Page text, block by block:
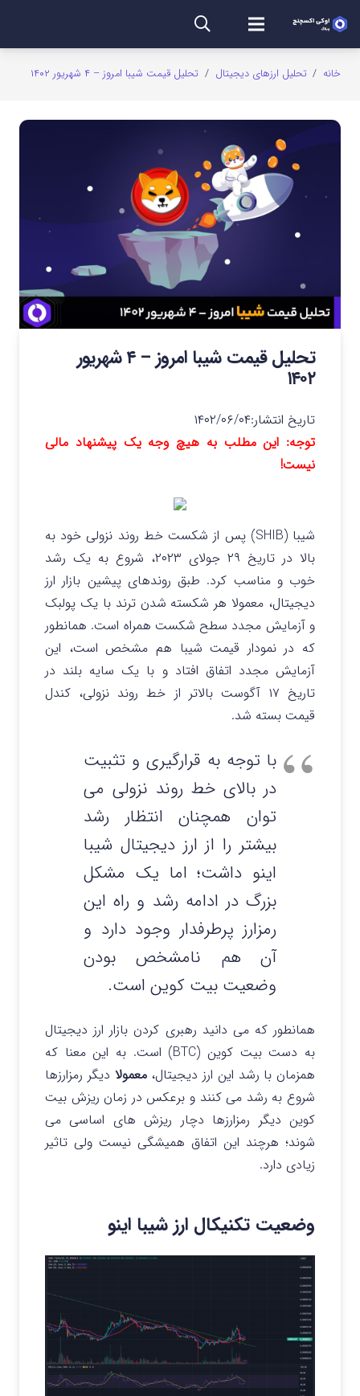
خانه / تحلیل ارزهای دیجیتال / تحلیل قیمت شیبا امروز – ۴ شهریور ۱۴۰۲
تحلیل قیمت شیبا امروز – ۴ شهریور
۱۴۰۲
تاریخ انتشار:۱۴۰۲/۰۶/۰۴
توجه: این مطلب به هیچ وجه یک پیشنهاد مالی
نیست!
شیبا (SHIB) پس از شکست خط روند نزولی خود به
بالا در تاریخ ۲۹ جولای ۲۰۲۳، شروع به یک رشد
خوب و مناسب کرد. طبق روندهای پیشین بازار ارز
دیجیتال، معمولا هر شکسته شدن ترند با یک پولبک
و آزمایش مجدد سطح شکست همراه است. همانطور
که در نمودار قیمت شیبا هم مشخص است، این
آزمایش مجدد اتفاق افتاد و با یک سایه بلند در
تاریخ ۱۷ آگوست بالاتر از خط روند نزولی، کندل
قیمت بسته شد.
با توجه به قرارگیری و تثبیت
در بالای خط روند نزولی می
توان همچنان انتظار رشد
بیشتر را از ارز دیجیتال شیبا
اینو داشت؛ اما یک مشکل
بزرگ در ادامه رشد و راه این
رمزارز پرطرفدار وجود دارد و
آن هم نامشخص بودن
وضعیت بیت کوین است.
همانطور که می دانید رهبری کردن بازار ارز دیجیتال
به دست بیت کوین (BTC) است. به این معنا که
همزمان با رشد این ارز دیجیتال،معمولا دیگر رمزارزها
شروع به رشد می کنند و برعکس در زمان ریزش بیت
کوین دیگر رمزارزها دچار ریزش های اساسی می
شوند؛ هرچند این اتفاق همیشگی نیست ولی تاثیر
زیادی دارد.
وضعیت تکنیکال ارز شیبا اینو